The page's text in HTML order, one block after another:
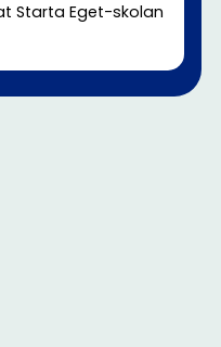
Starta Eget-skolan